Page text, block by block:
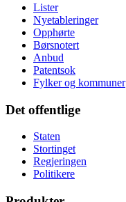
Lister
Nyetableringer
Opphørte
Børsnotert
Anbud
Patentsok
Fylker og kommuner
Det offentlige
Staten
Stortinget
Regjeringen
Politikere